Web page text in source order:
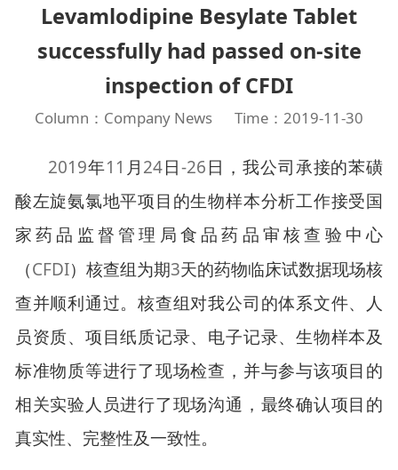
Levamlodipine Besylate Tablet
successfully had passed on-site
inspection of CFDI
Column：Company News Time：2019-11-30
2019年11 月 24日-26 日，我公司承接的苯磺
酸左旋氨氯地平项目的生物样本分析工作接受国
家药品监督管理局食品药品审核查验中心
（CFDI）核查组为期3天的药物临床试数据现场核
查并顺利通过。核查组对我公司的体系文件、人
员资质、项目纸质记录、电子记录、生物样本及
标准物质等进行了现场检查，并与参与该项目的
相关实验人员进行了现场沟通，最终确认项目的
真实性、完整性及一致性。